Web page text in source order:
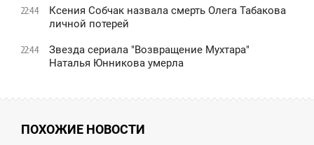
22:44
Ксения Собчак назвала смерть Олега Табакова
личной потерей
22:44
Звезда сериала "Возвращение Мухтара"
Наталья Юнникова умерла
ПОХОЖИЕ НОВОСТИ